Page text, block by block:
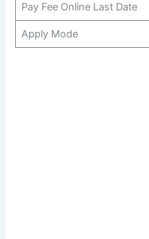
Pay Fee Online Last Date
Apply Mode